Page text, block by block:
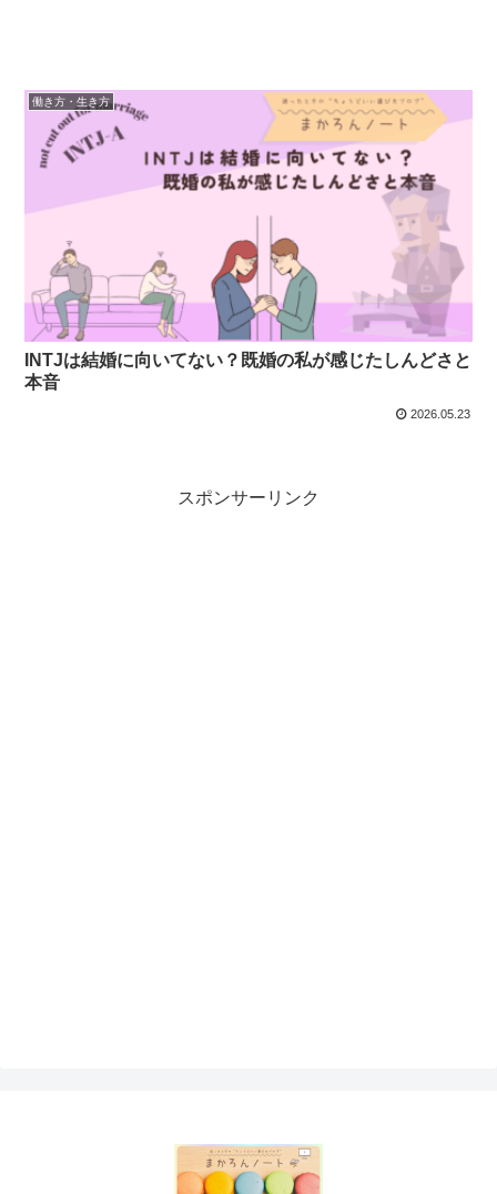
働き方・生き方
INTJは結婚に向いてない？既婚の私が感じたしんどさと
本音
2026.05.23
スポンサーリンク